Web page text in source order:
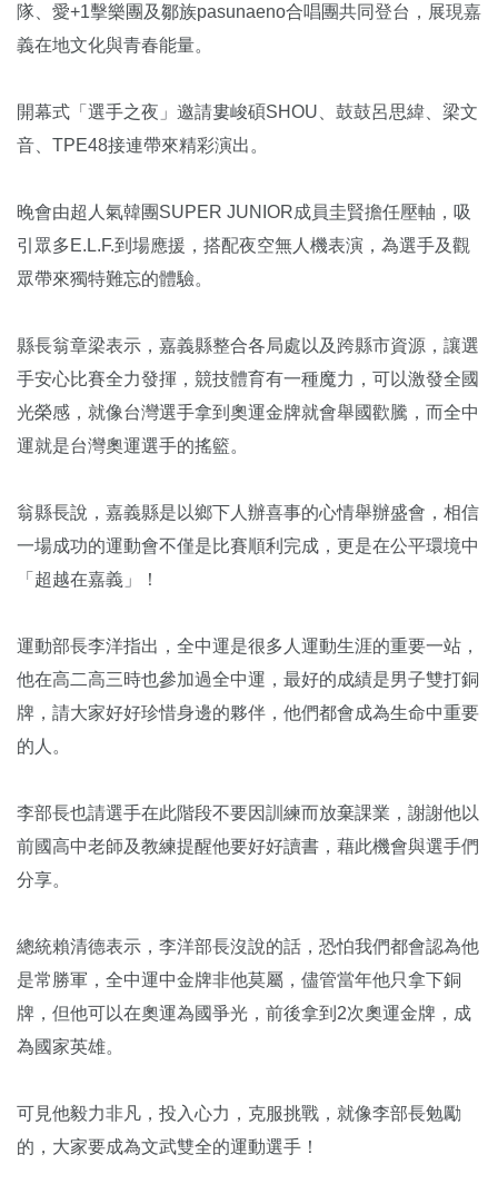
隊、愛+1擊樂團及鄒族pasunaeno合唱團共同登台，展現嘉
義在地文化與青春能量。
開幕式「選手之夜」邀請婁峻碩SHOU、鼓鼓呂思緯、梁文
音、TPE48接連帶來精彩演出。
晚會由超人氣韓團SUPER JUNIOR成員圭賢擔任壓軸，吸
引眾多E.L.F.到場應援，搭配夜空無人機表演，為選手及觀
眾帶來獨特難忘的體驗。
縣長翁章梁表示，嘉義縣整合各局處以及跨縣市資源，讓選
手安心比賽全力發揮，競技體育有一種魔力，可以激發全國
光榮感，就像台灣選手拿到奧運金牌就會舉國歡騰，而全中
運就是台灣奧運選手的搖籃。
翁縣長說，嘉義縣是以鄉下人辦喜事的心情舉辦盛會，相信
一場成功的運動會不僅是比賽順利完成，更是在公平環境中
「超越在嘉義」！
運動部長李洋指出，全中運是很多人運動生涯的重要一站，
他在高二高三時也參加過全中運，最好的成績是男子雙打銅
牌，請大家好好珍惜身邊的夥伴，他們都會成為生命中重要
的人。
李部長也請選手在此階段不要因訓練而放棄課業，謝謝他以
前國高中老師及教練提醒他要好好讀書，藉此機會與選手們
分享。
總統賴清德表示，李洋部長沒說的話，恐怕我們都會認為他
是常勝軍，全中運中金牌非他莫屬，儘管當年他只拿下銅
牌，但他可以在奧運為國爭光，前後拿到2次奧運金牌，成
為國家英雄。
可見他毅力非凡，投入心力，克服挑戰，就像李部長勉勵
的，大家要成為文武雙全的運動選手！